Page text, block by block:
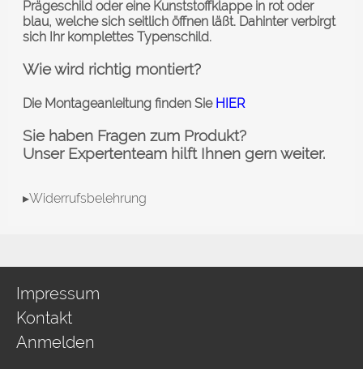
Prägeschild oder eine Kunststoffklappe in rot oder
blau, welche sich seitlich öffnen läßt. Dahinter verbirgt
sich Ihr komplettes Typenschild.
Wie wird richtig montiert?
Die Montageanleitung finden Sie HIER
Sie haben Fragen zum Produkt?
Unser Expertenteam hilft Ihnen gern weiter.
▸Widerrufsbelehrung
Impressum
Kontakt
Anmelden